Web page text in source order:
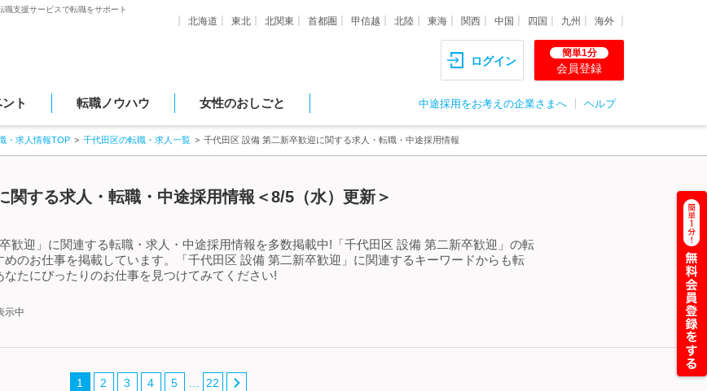
支援サービスで転職をサポート
北海道 東北 北関東 首都圏 甲信越 北陸 東海 関西 中国 四国 九州 海外
ログイン
簡単1分
会員登録
ト 転職ノウハウ 女性のおしごと 中途採用をお考えの企業さまへ ヘルプ
・求人情報TOP 千代田区の転職・求人一覧 千代田区 設備 第二新卒歓迎に関する求人・転職・中途採用情報
関する求人・転職・中途採用情報＜8/5（水）更新＞
歓迎」に関連する転職・求人・中途採用情報を多数掲載中!「千代田区 設備 第二新卒歓迎」の転
のお仕事を掲載しています。「千代田区 設備 第二新卒歓迎」に関連するキーワードからも転
たにぴったりのお仕事を見つけてみてください!
示中
1 2 3 4 5 22